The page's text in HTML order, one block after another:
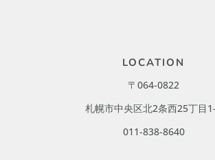
LOCATION
〒064-0822
札幌市中央区北2条西25丁目
011-838-8640